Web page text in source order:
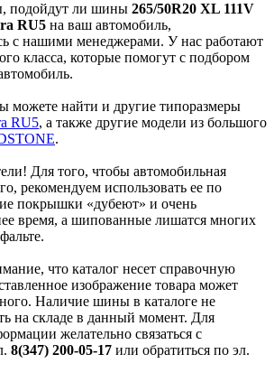
подойдут ли шины 265/50R20 XL 111V
RU5 на ваш автомобиль,
с нашими менеджерами. У нас работают
класса, которые помогут с подбором
можете найти и другие типоразмеры
RU5, а также другие модели из большого
.
Для того, чтобы автомобильная
рекомендуем использовать ее по
покрышки «дубеют» и очень
время, а шипованные лишатся многих
что каталог несет справочную
изображение товара может
Наличие шины в каталоге не
на складе в данный момент. Для
желательно связаться с
8(347) 200-05-17 или обратиться по эл.